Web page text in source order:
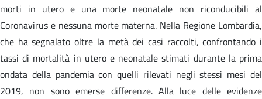
morti in utero e una morte neonatale non riconducibili al
Coronavirus e nessuna morte materna. Nella Regione Lombardia,
che ha segnalato oltre la metà dei casi raccolti, confrontando i
tassi di mortalità in utero e neonatale stimati durante la prima
ondata della pandemia con quelli rilevati negli stessi mesi del
2019, non sono emerse differenze. Alla luce delle evidenze